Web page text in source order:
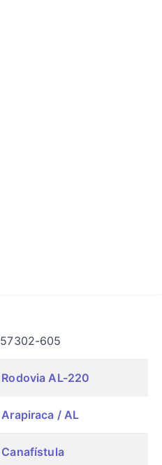
57302-605
Rodovia AL-220
Arapiraca / AL
Canafístula